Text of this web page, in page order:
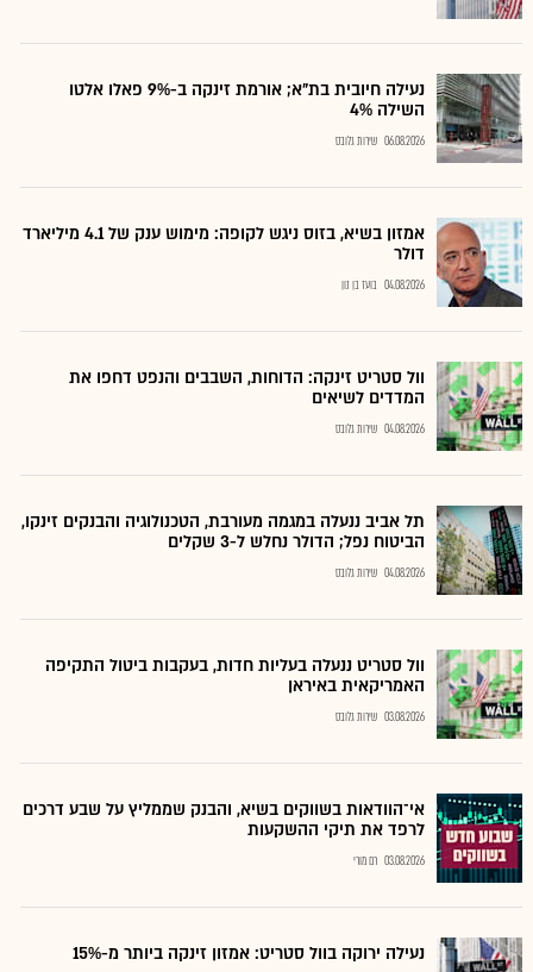
נעילה חיובית בת"א; אורמת זינקה ב-9% פאלו אלטו
השילה 4%
06.08.2026 שירות גלובס
אמזון בשיא, בזוס ניגש לקופה: מימוש ענק של 4.1 מיליארד
דולר
04.08.2026 בועז בן נון
וול סטריט זינקה: הדוחות, השבבים והנפט דחפו את
המדדים לשיאים
04.08.2026 שירות גלובס
תל אביב ננעלה במגמה מעורבת, הטכנולוגיה והבנקים זינקו,
הביטוח נפל; הדולר נחלש ל-3 שקלים
04.08.2026 שירות גלובס
וול סטריט ננעלה בעליות חדות, בעקבות ביטול התקיפה
האמריקאית באיראן
03.08.2026 שירות גלובס
אי־הוודאות בשווקים בשיא, והבנק שממליץ על שבע דרכים
לרפד את תיקי ההשקעות
03.08.2026 רם מורי
נעילה ירוקה בוול סטריט: אמזון זינקה ביותר מ-15%